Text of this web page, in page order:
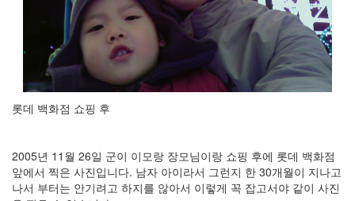
롯데 백화점 쇼핑 후
2005년 11월 26일 군이 이모랑 장모님이랑 쇼핑 후에 롯데 백화점
앞에서 찍은 사진입니다. 남자 아이라서 그런지 한 30개월이 지나고
나서 부터는 안기려고 하지를 않아서 이렇게 꼭 잡고서야 같이 사진
Categories
체
192
절
주
절
30